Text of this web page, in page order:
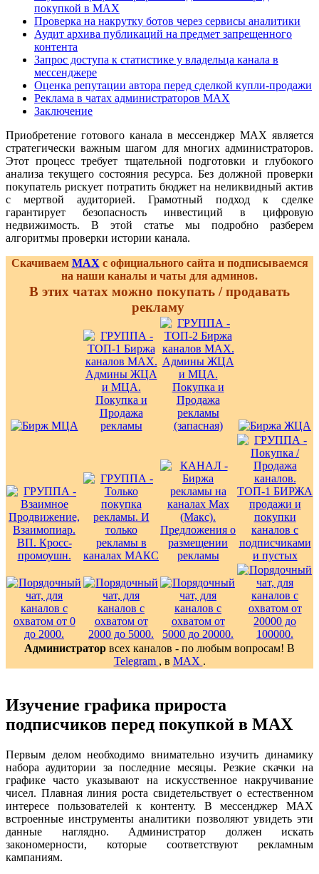
покупкой в MAX
Проверка на накрутку ботов через сервисы аналитики
Аудит архива публикаций на предмет запрещенного
контента
Запрос доступа к статистике у владельца канала в
мессенджере
Оценка репутации автора перед сделкой купли-продажи
Реклама в чатах администраторов MAX
Заключение
Приобретение готового канала в мессенджер MAX является
стратегически важным шагом для многих администраторов.
Этот процесс требует тщательной подготовки и глубокого
анализа текущего состояния ресурса. Без должной проверки
покупатель рискует потратить бюджет на неликвидный актив
с мертвой аудиторией. Грамотный подход к сделке
гарантирует безопасность инвестиций в цифровую
недвижимость. В этой статье мы подробно разберем
алгоритмы проверки истории канала.
Скачиваем MAX с официального сайта и подписываемся
на наши каналы и чаты для админов.
В этих чатах можно покупать / продавать
рекламу
Администратор всех каналов - по любым вопросам! В
Telegram , в MAX .
Изучение графика прироста
подписчиков перед покупкой в MAX
Первым делом необходимо внимательно изучить динамику
набора аудитории за последние месяцы. Резкие скачки на
графике часто указывают на искусственное накручивание
чисел. Плавная линия роста свидетельствует о естественном
интересе пользователей к контенту. В мессенджер MAX
встроенные инструменты аналитики позволяют увидеть эти
данные наглядно. Администратор должен искать
закономерности, которые соответствуют рекламным
кампаниям.